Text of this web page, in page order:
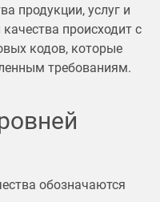
продукции, услуг и
происходит с
кодов, которые
требованиям.
обозначаются